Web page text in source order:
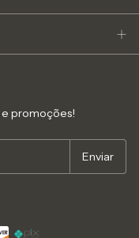
e promoções!